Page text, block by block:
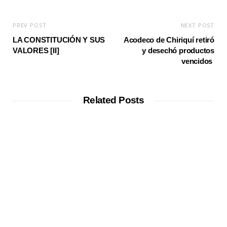
PREV POST
LA CONSTITUCIÓN Y SUS
VALORES [II]
NEXT POST
Acodeco de Chiriquí retiró
y desechó productos
vencidos
Related Posts